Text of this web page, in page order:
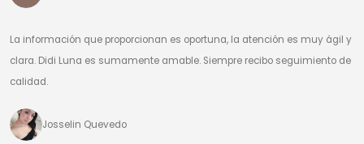
La información que proporcionan es oportuna, la atención es muy ágil y
clara. Didi Luna es sumamente amable. Siempre recibo seguimiento de
calidad.
Josselin Quevedo